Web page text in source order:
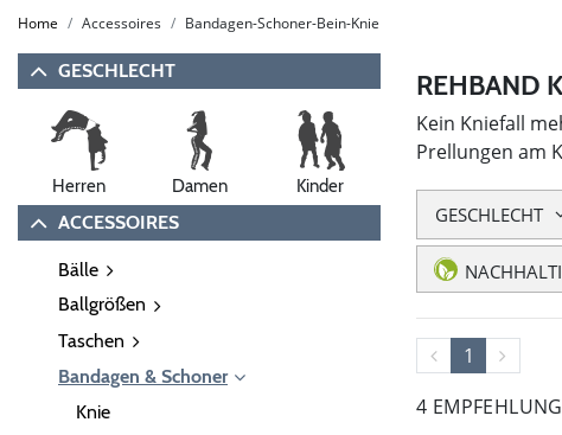
Home Accessoires Bandagen-Schoner-Bein-Knie
GESCHLECHT
Herren Damen Kinder
ACCESSOIRES
Bälle
Ballgrößen
Taschen
Bandagen & Schoner
Knie
REHBAND
Kein Kniefall
Prellungen am
GESCHLECHT
1
4